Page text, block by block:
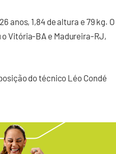
anos, 1,84 de altura e 79 kg. O
Vitória-BA e Madureira-RJ,
do técnico Léo Condé